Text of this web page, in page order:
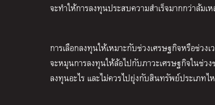
จะทำให้การลงทุนประสบความสำเร็จมากกว่าล้มเห
การเลือกลงทุนให้เหมาะกับช่วงเศรษฐกิจหรือช่ว
จะหมุนการลงทุนให้ล้อไปกับภาวะเศรษฐกิจในช่ว
ลงทุนอะไร และไม่ควรไปยุ่งกับสินทรัพย์ประเภทไ